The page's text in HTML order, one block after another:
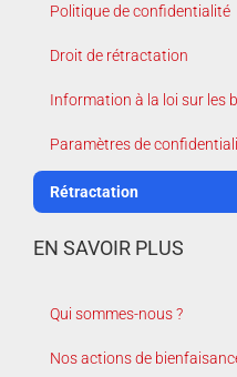
Politique de confidentialité
Droit de rétractation
Information à la loi sur les
Paramètres de
Rétractation
EN SAVOIR PLUS
Qui sommes-nous ?
Nos actions de